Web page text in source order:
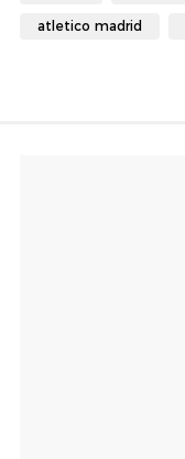
atletico madrid